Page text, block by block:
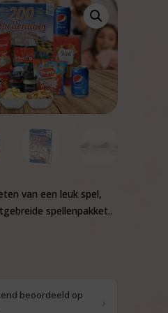
van een leuk spel,
spellenpakket..
beoordeeld op
›